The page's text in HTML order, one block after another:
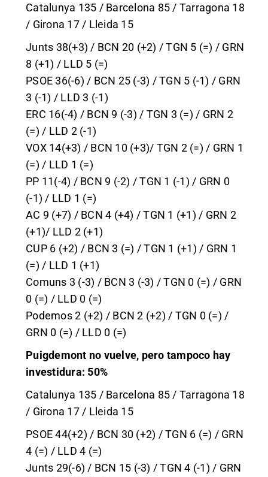
Catalunya 135 / Barcelona 85 / Tarragona 18
/ Girona 17 / Lleida 15
Junts 38(+3) / BCN 20 (+2) / TGN 5 (=) / GRN
8 (+1) / LLD 5 (=)
PSOE 36(-6) / BCN 25 (-3) / TGN 5 (-1) / GRN
3 (-1) / LLD 3 (-1)
ERC 16(-4) / BCN 9 (-3) / TGN 3 (=) / GRN 2
(=) / LLD 2 (-1)
VOX 14(+3) / BCN 10 (+3)/ TGN 2 (=) / GRN 1
(=) / LLD 1 (=)
PP 11(-4) / BCN 9 (-2) / TGN 1 (-1) / GRN 0
(-1) / LLD 1 (=)
AC 9 (+7) / BCN 4 (+4) / TGN 1 (+1) / GRN 2
(+1)/ LLD 2 (+1)
CUP 6 (+2) / BCN 3 (=) / TGN 1 (+1) / GRN 1
(=) / LLD 1 (+1)
Comuns 3 (-3) / BCN 3 (-3) / TGN 0 (=) / GRN
0 (=) / LLD 0 (=)
Podemos 2 (+2) / BCN 2 (+2) / TGN 0 (=) /
GRN 0 (=) / LLD 0 (=)
Puigdemont no vuelve, pero tampoco hay
investidura: 50%
Catalunya 135 / Barcelona 85 / Tarragona 18
/ Girona 17 / Lleida 15
PSOE 44(+2) / BCN 30 (+2) / TGN 6 (=) / GRN
4 (=) / LLD 4 (=)
Junts 29(-6) / BCN 15 (-3) / TGN 4 (-1) / GRN